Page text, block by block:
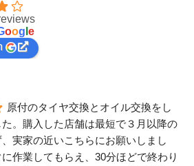
oog e
原付のタイヤ交換とオイル交換をし
。購入した店舗は最短で３月以降の
実家の近いこちらにお願いしまし
作業してもらえ、30分ほどで終わり